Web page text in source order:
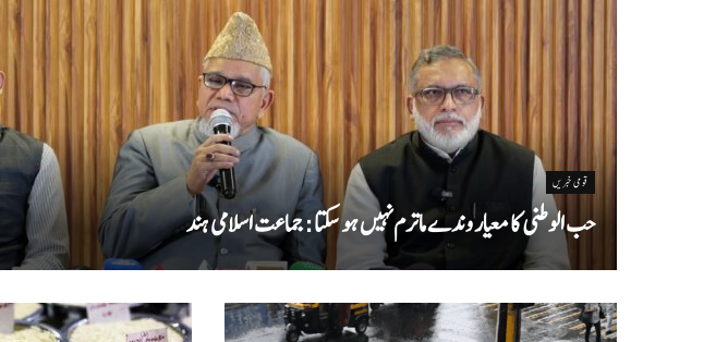
قومی خبریں
حب الوطنی کا معیار وندے ماترم نہیں ہو سکتا : جماعت اسلامی ہند